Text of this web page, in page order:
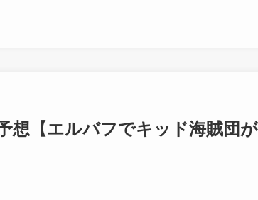
想【エルバフでキッド海賊団が